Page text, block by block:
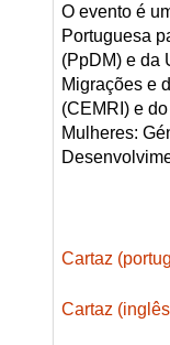
O evento é
Portuguesa
(PpDM) e da
Migrações e
(CEMRI) e
Mulheres:
Cartaz
Cartaz